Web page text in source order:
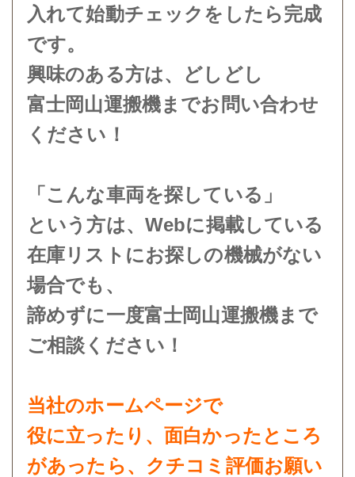
入れて始動チェックをしたら完成
です。
興味のある方は、どしどし
富士岡山運搬機までお問い合わせ
ください！
「こんな車両を探している」
という方は、Webに掲載している
在庫リストにお探しの機械がない
場合でも、
諦めずに一度富士岡山運搬機まで
ご相談ください！
当社のホームページで
役に立ったり、面白かったところ
があったら、クチコミ評価お願い